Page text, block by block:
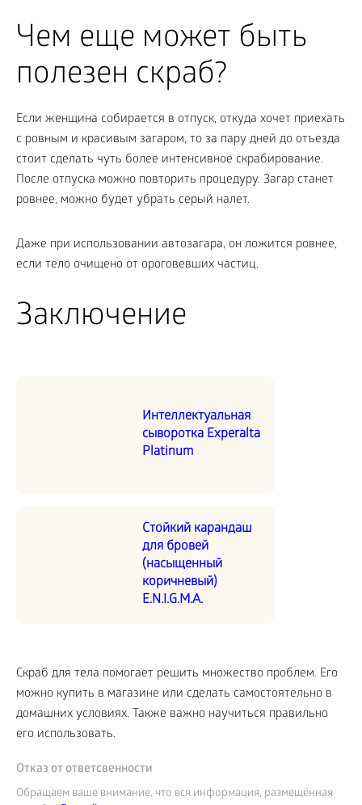
Чем еще может быть
полезен скраб?
Если женщина собирается в отпуск, откуда хочет приехать
с ровным и красивым загаром, то за пару дней до отъезда
стоит сделать чуть более интенсивное скрабирование.
После отпуска можно повторить процедуру. Загар станет
ровнее, можно будет убрать серый налет.
Даже при использовании автозагара, он ложится ровнее,
если тело очищено от ороговевших частиц.
Заключение
Интеллектуальная
сыворотка Experalta
Platinum
Стойкий карандаш
для бровей
(насыщенный
коричневый)
E.N.I.G.M.A.
Скраб для тела помогает решить множество проблем. Его
можно купить в магазине или сделать самостоятельно в
домашних условиях. Также важно научиться правильно
его использовать.
Отказ от ответсвенности
Обращаем ваше внимание, что вся информация, размещённая